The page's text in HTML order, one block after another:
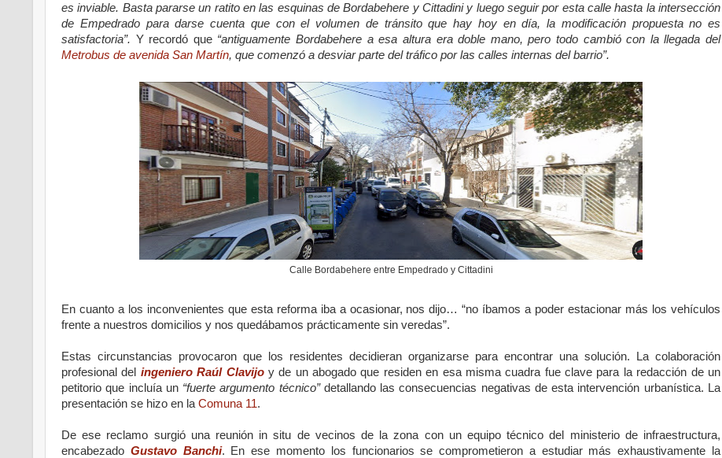
es inviable. Basta pararse un ratito en las esquinas de Bordabehere y Cittadini y luego seguir por esta calle hasta la intersección
de Empedrado para darse cuenta que con el volumen de tránsito que hay hoy en día, la modificación propuesta no es
satisfactoria”. Y recordó que“antiguamente Bordabehere a esa altura era doble mano, pero todo cambió con la llegada del
Metrobus de avenida San Martín, que comenzó a desviar parte del tráfico por las calles internas del barrio”.
Calle Bordabehere entre Empedrado y Cittadini
En cuanto a los inconvenientes que esta reforma iba a ocasionar, nos dijo… “no íbamos a poder estacionar más los vehículos
frente a nuestros domicilios y nos quedábamos prácticamente sin veredas”.
Estas circunstancias provocaron que los residentes decidieran organizarse para encontrar una solución. La colaboración
profesional del ingeniero Raúl Clavijoy de un abogado que residen en esa misma cuadra fue clave para la redacción de un
petitorio que incluía un“fuerte argumento técnico”detallando las consecuencias negativas de esta intervención urbanística. La
presentación se hizo en la Comuna 11.
De ese reclamo surgió una reunión in situ de vecinos de la zona con un equipo técnico del ministerio de infraestructura,
encabezado Gustavo Banchi. En ese momento los funcionarios se comprometieron a estudiar más exhaustivamente la